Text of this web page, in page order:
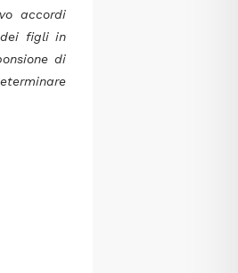
accordi
dei figli in
di